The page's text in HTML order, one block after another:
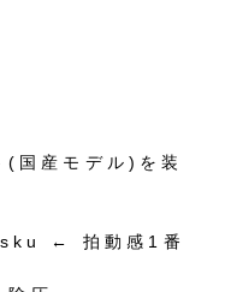
(国産モデル)を装
← 拍動感1番